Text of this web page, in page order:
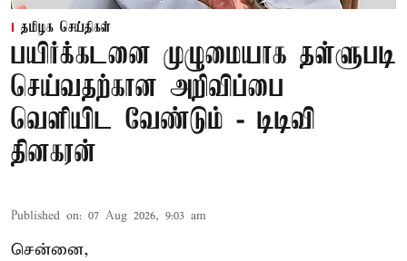
தமிழக செய்திகள்
பயிர்க்கடனை முழுமையாக தள்ளுபடி
செய்வதற்கான அறிவிப்பை
வெளியிட வேண்டும் - டிடிவி
தினகரன்
Published on: 07 Aug 2026, 9:03 am
சென்னை,